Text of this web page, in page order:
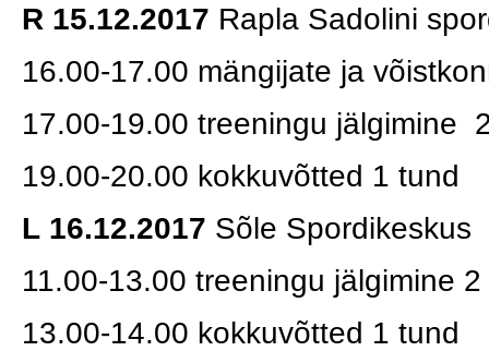
R 15.12.2017 Rapla Sadolini
16.00-17.00 mängijate ja
17.00-19.00 treeningu jälgimine
19.00-20.00 kokkuvõtted 1 tund
L 16.12.2017 Sõle Spordikeskus
11.00-13.00 treeningu jälgimine
13.00-14.00 kokkuvõtted 1 tund